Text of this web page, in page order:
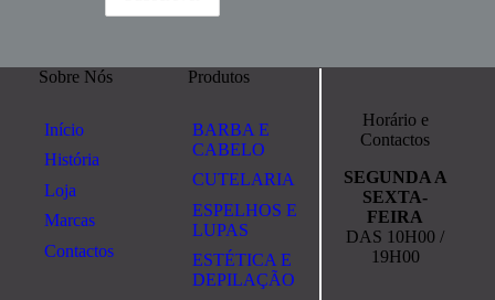
Sobre Nós
Início
História
Loja
Marcas
Contactos
Produtos
BARBA E
CABELO
CUTELARIA
ESPELHOS E
LUPAS
ESTÉTICA E
DEPILAÇÃO
Horário e
Contactos
SEGUNDA A
SEXTA-
FEIRA
DAS 10H00 /
19H00